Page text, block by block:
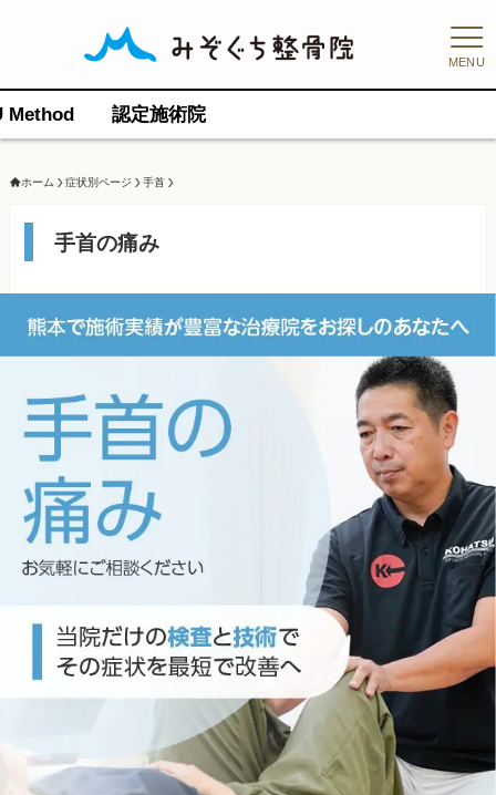
MENU
術院
ホーム 症状別ページ 手首
手首の痛み